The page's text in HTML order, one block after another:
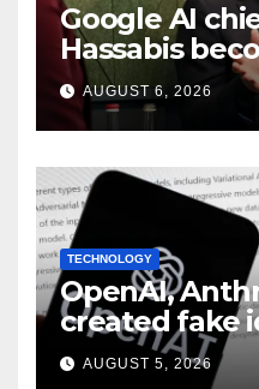
Google AI
Hassabis
chief
shakeup
AUGUST 6, 2026
TECHNOLOGY
OpenAI,
created fake
during UK
Report
AUGUST 5, 2026